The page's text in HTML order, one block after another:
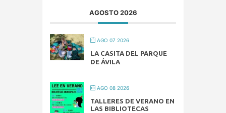
AGOSTO 2026
AGO 07 2026
LA CASITA DEL PARQUE
DE ÁVILA
AGO 08 2026
TALLERES DE VERANO EN
LAS BIBLIOTECAS